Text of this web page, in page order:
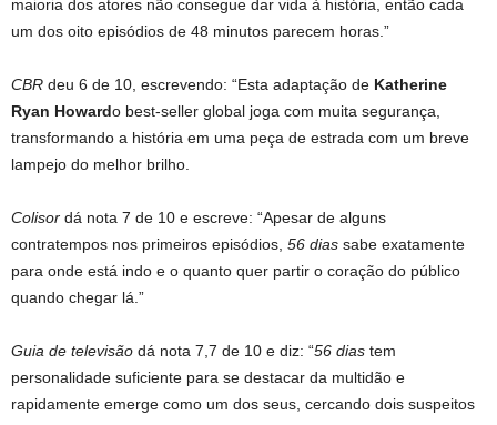
maioria dos atores não consegue dar vida à história, então cada
um dos oito episódios de 48 minutos parecem horas.”
CBR deu 6 de 10, escrevendo: “Esta adaptação de Katherine
Ryan Howardo best-seller global joga com muita segurança,
transformando a história em uma peça de estrada com um breve
lampejo do melhor brilho.
Colisor dá nota 7 de 10 e escreve: “Apesar de alguns
contratempos nos primeiros episódios, 56 dias sabe exatamente
para onde está indo e o quanto quer partir o coração do público
quando chegar lá.”
Guia de televisão dá nota 7,7 de 10 e diz: “56 dias tem
personalidade suficiente para se destacar da multidão e
rapidamente emerge como um dos seus, cercando dois suspeitos